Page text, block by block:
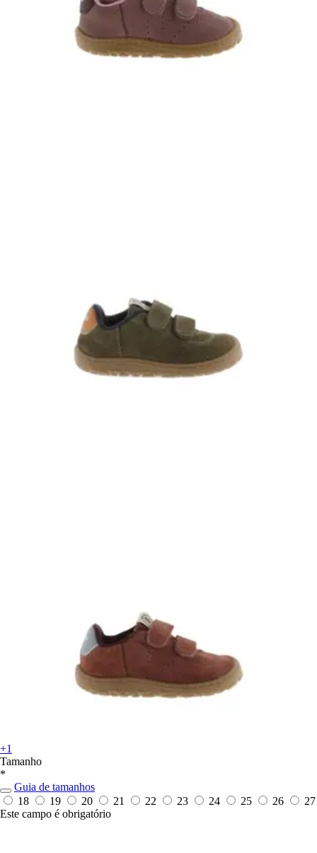
+1
Tamanho
*
Guia de tamanhos
18
19 20 21 22 23 24 25 26
27
Este campo é obrigatório